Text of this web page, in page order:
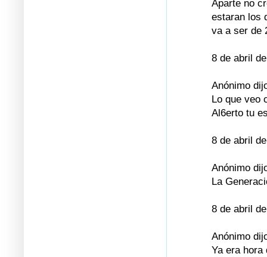
Aparte no
estaran los
va a ser de
8 de abril
Anónimo
Lo que veo
Al6erto tu
8 de abril
Anónimo
La
8 de abril
Anónimo
Ya era hora